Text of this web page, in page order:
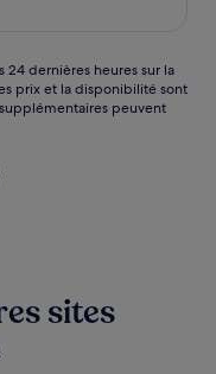
24 dernières heures sur la
prix et la disponibilité sont
peuvent
sites